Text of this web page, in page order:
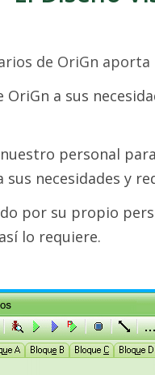
de OriGn
OriGn a sus
personal
necesidades y
por su propio
lo requiere.